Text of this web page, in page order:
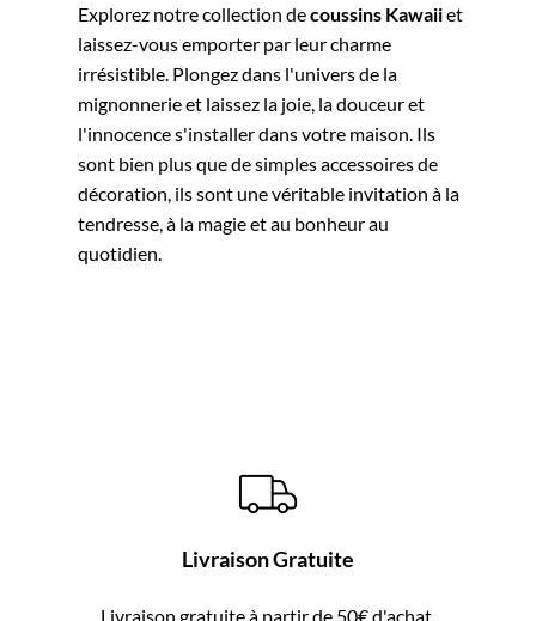
Explorez notre collection decoussins Kawaiiet
laissez-vous emporter par leur charme
irrésistible. Plongez dans l'univers de la
mignonnerie et laissez la joie, la douceur et
l'innocence s'installer dans votre maison. Ils
sont bien plus que de simples accessoires de
décoration, ils sont une véritable invitation à la
tendresse, à la magie et au bonheur au
quotidien.
Livraison Gratuite
Livraison gratuite à partir de 50€ d'achat.